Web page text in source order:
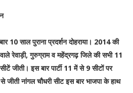
10 साल पुराना प्रदर्शन दोहराया। 2014 की
रेवाड़ी, गुरुग्राम व महेंद्रगढ़ जिले की सभी 11
जीती। इस बार पार्टी 11 में से 9 सीटों पर
से जीती नांगल चौधरी सीट इस बार भाजपा के हाथ